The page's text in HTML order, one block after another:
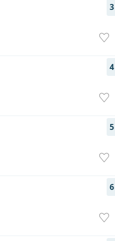
3
4
5
6